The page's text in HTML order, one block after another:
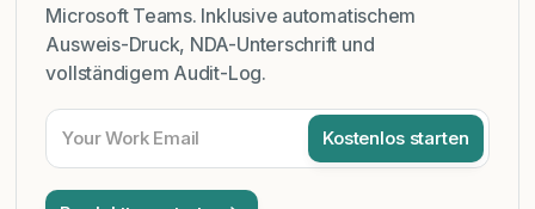
Microsoft Teams. Inklusive automatischem
Ausweis-Druck, NDA-Unterschrift und
vollständigem Audit-Log.